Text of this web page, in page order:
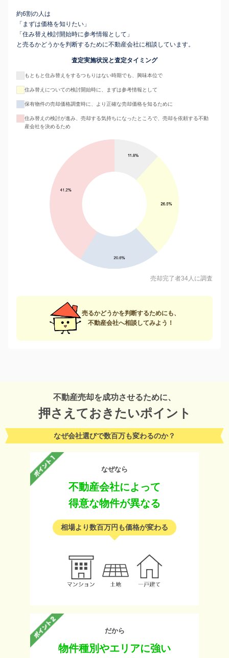
約6割の人は
「まずは価格を知りたい」
「住み替え検討開始時に参考情報として」
と売るかどうかを判断するために不動産会社に相談しています。
査定実施状況と査定タイミング
もともと住み替えをするつもりはない時期でも、興味本位で
住み替えについての検討開始時に、まずは参考情報として
保有物件の売却価格調査時に、より正確な売却価格を知るために
住み替えの検討が進み、売却する気持ちになったところで、売却を依頼する不動
産会社を決めるため
売却完了者34人に調査
売るかどうかを判断するためにも、
不動産会社へ相談してみよう！
不動産売却を成功させるために、
押さえておきたいポイント
なぜ会社選びで数百万も変わるのか？
なぜなら
不動産会社によって
得意な物件が異なる
相場より数百万円も価格が変わる
だから
物件種別やエリアに強い